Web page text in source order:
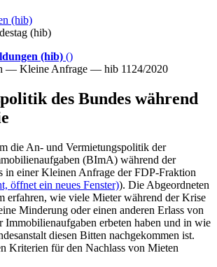
(hib)
(hib)
(hib) ()
— Kleine Anfrage — hib 1124/2020
des Bundes während
die An- und Vermietungspolitik der
(BImA) während der
in einer Kleinen Anfrage der FDP-Fraktion
öffnet ein neues Fenster)). Die Abgeordneten
erfahren, wie viele Mieter während der Krise
Minderung oder einen anderen Erlass von
Immobilienaufgaben erbeten haben und in wie
diesen Bitten nachgekommen ist.
Kriterien für den Nachlass von Mieten